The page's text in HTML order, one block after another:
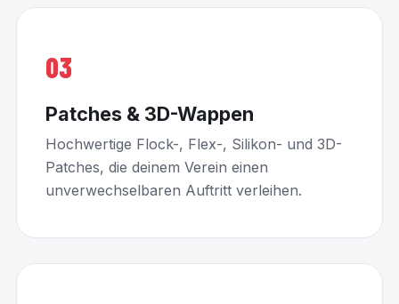
03
Patches & 3D-Wappen
Hochwertige Flock-, Flex-, Silikon- und 3D-
Patches, die deinem Verein einen
unverwechselbaren Auftritt verleihen.